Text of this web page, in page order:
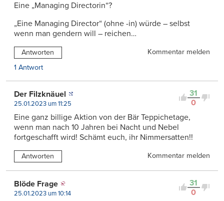
Eine „Managing Directorin“?
„Eine Managing Director“ (ohne -in) würde – selbst
wenn man gendern will – reichen…
Antworten
Kommentar melden
1 Antwort
31
0
Der Filzknäuel
25.01.2023 um 11:25
Eine ganz billige Aktion von der Bär Teppichetage,
wenn man nach 10 Jahren bei Nacht und Nebel
fortgeschafft wird! Schämt euch, ihr Nimmersatten!!
Antworten Kommentar melden
31
0
Blöde Frage
25.01.2023 um 10:14